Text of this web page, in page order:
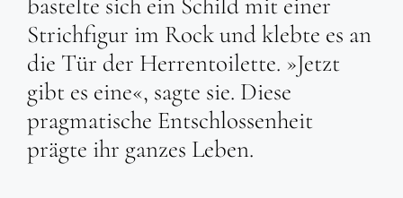
Strichfigur im Rock und klebte es an
die Tür der Herrentoilette. »Jetzt
gibt es eine«, sagte sie. Diese
pragmatische Entschlossenheit
prägte ihr ganzes Leben.